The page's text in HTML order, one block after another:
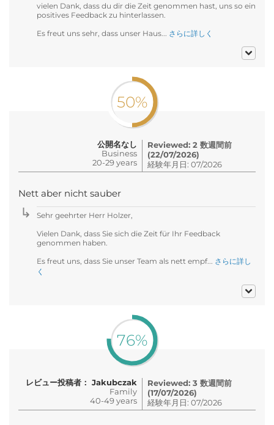
vielen Dank, dass du dir die Zeit genommen hast, uns so ein
positives Feedback zu hinterlassen.
Es freut uns sehr, dass unser Haus... さらに詳しく
50%
公開名なし
Business
20-29 years
Reviewed: 2 数週間前
(22/07/2026)
経験年月日: 07/2026
Nett aber nicht sauber
Sehr geehrter Herr Holzer,
Vielen Dank, dass Sie sich die Zeit für Ihr Feedback
genommen haben.
Es freut uns, dass Sie unser Team als nett empf... さらに詳し
く
76%
レビュー投稿者： Jakubczak
Family
40-49 years
Reviewed: 3 数週間前
(17/07/2026)
経験年月日: 07/2026